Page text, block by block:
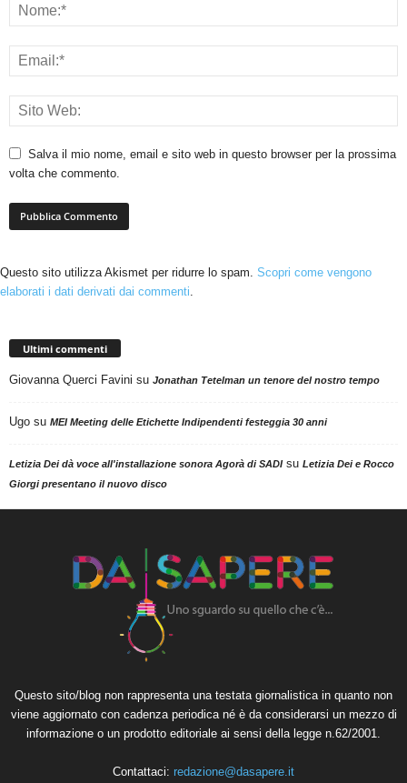
Salva il mio nome, email e sito web in questo browser per la prossima
volta che commento.
Questo sito utilizza Akismet per ridurre lo spam. Scopri come vengono
elaborati i dati derivati dai commenti.
Ultimi commenti
Giovanna Querci Favini su Jonathan Tetelman un tenore del nostro tempo
Ugo su MEI Meeting delle Etichette Indipendenti festeggia 30 anni
Letizia Dei dà voce all'installazione sonora Agorà di SADIsu Letizia Dei e Rocco
Giorgi presentano il nuovo disco
Questo sito/blog non rappresenta una testata giornalistica in quanto non
viene aggiornato con cadenza periodica né è da considerarsi un mezzo di
informazione o un prodotto editoriale ai sensi della legge n.62/2001.
Contattaci: redazione@dasapere.it